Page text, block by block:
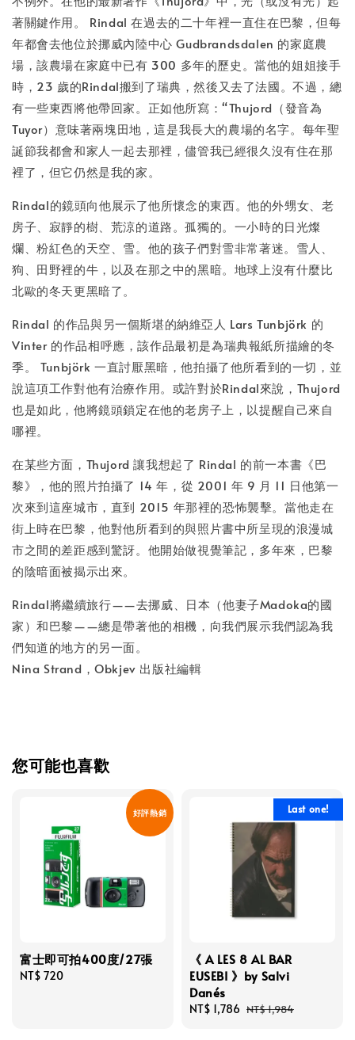
加入購物車
著關鍵作用。 Rindal 在過去的二十年裡一直住在巴黎，但每
年都會去他位於挪威內陸中心 Gudbrandsdalen 的家庭農
場，該農場在家庭中已有 300 多年的歷史。當他的姐姐接手
時，23 歲的Rindal搬到了瑞典，然後又去了法國。不過，總
有一些東西將他帶回家。正如他所寫：“Thujord（發音為
Tuyor）意味著兩塊田地，這是我長大的農場的名字。每年聖
誕節我都會和家人一起去那裡，儘管我已經很久沒有住在那
裡了，但它仍然是我的家。
Rindal的鏡頭向他展示了他所懷念的東西。他的外甥女、老
房子、寂靜的樹、荒涼的道路。孤獨的。一小時的日光燦
爛、粉紅色的天空、雪。他的孩子們對雪非常著迷。雪人、
狗、田野裡的牛，以及在那之中的黑暗。地球上沒有什麼比
北歐的冬天更黑暗了。
Rindal 的作品與另一個斯堪的納維亞人 Lars Tunbjörk 的
Vinter 的作品相呼應，該作品最初是為瑞典報紙所描繪的冬
季。 Tunbjörk 一直討厭黑暗，他拍攝了他所看到的一切，並
說這項工作對他有治療作用。或許對於Rindal來說，Thujord
也是如此，他將鏡頭鎖定在他的老房子上，以提醒自己來自
哪裡。
在某些方面，Thujord 讓我想起了 Rindal 的前一本書《巴
黎》，他的照片拍攝了 14 年，從 2001 年 9 月 11 日他第一
次來到這座城市，直到 2015 年那裡的恐怖襲擊。當他走在
街上時在巴黎，他對他所看到的與照片書中所呈現的浪漫城
市之間的差距感到驚訝。他開始做視覺筆記，多年來，巴黎
的陰暗面被揭示出來。
Rindal將繼續旅行——去挪威、日本（他妻子Madoka的國
家）和巴黎——總是帶著他的相機，向我們展示我們認為我
們知道的地方的另一面。
Nina Strand，Obkjev 出版社編輯
您可能也喜歡
好評熱銷
富士即可拍400度/27張
Regular
NT$ 720
Last one!
《 A LES 8 AL BAR
EUSEBI 》by Salvi
Danés
Sale
NT$ 1,786 Regular
NT$ 1,984